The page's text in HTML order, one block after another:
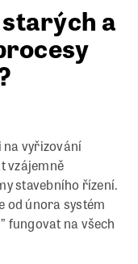
a
na vyřizování
vzájemně
stavebního řízení.
od února systém
fungovat na všech